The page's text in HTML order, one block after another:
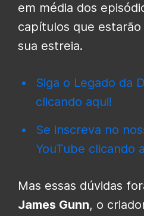
em média dos
capítulos que
sua estreia.
Siga o Legado da
clicando aqui!
Se inscreva no
YouTube clicando
Mas essas dúvidas
James Gunn, o